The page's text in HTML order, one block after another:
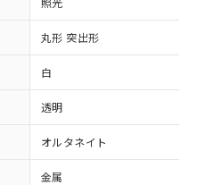
丸形 突出形
白
透明
オルタネイト
金属